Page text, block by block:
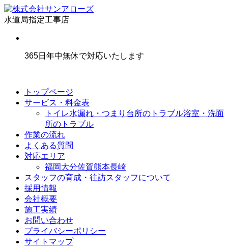
水道局指定工事店
365日年中無休で対応いたします
トップページ
サービス・料金表
トイレ水漏れ・つまり 台所のトラブル浴室・洗面
所のトラブル
作業の流れ
よくある質問
対応エリア
福岡大分佐賀熊本長崎
スタッフの育成・往訪スタッフについて
採用情報
会社概要
施工実績
お問い合わせ
プライバシーポリシー
サイトマップ